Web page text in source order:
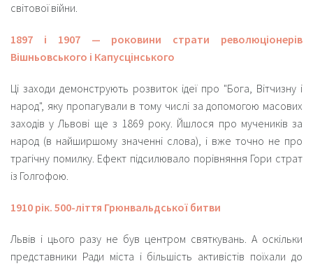
світової війни.
1897 і 1907 — роковини страти революціонерів
Вішньовського і Капусцінського
Ці заходи демонструють розвиток ідеї про "Бога, Вітчизну і
народ", яку пропагували в тому числі за допомогою масових
заходів у Львові ще з 1869 року. Йшлося про мучеників за
народ (в найширшому значенні слова), і вже точно не про
трагічну помилку. Ефект підсилювало порівняння Гори страт
із Голгофою.
1910 рік. 500-ліття Грюнвальдської битви
Львів і цього разу не був центром святкувань. А оскільки
представники Ради міста і більшість активістів поїхали до